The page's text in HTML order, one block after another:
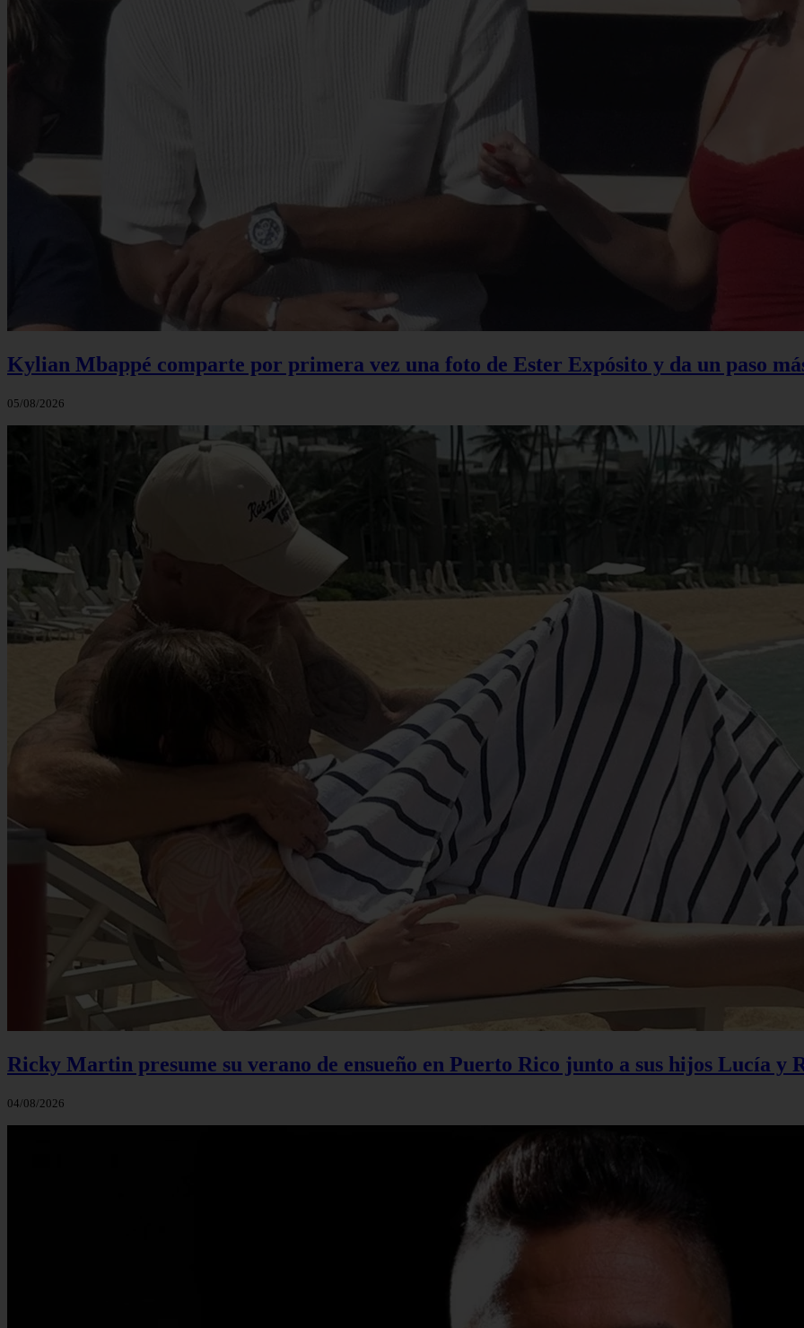
Kylian Mbappé comparte por primera vez una foto de Ester Expósito y da un paso
05/08/2026
Ricky Martin presume su verano de ensueño en Puerto Rico junto a sus hijos Lucía y
04/08/2026